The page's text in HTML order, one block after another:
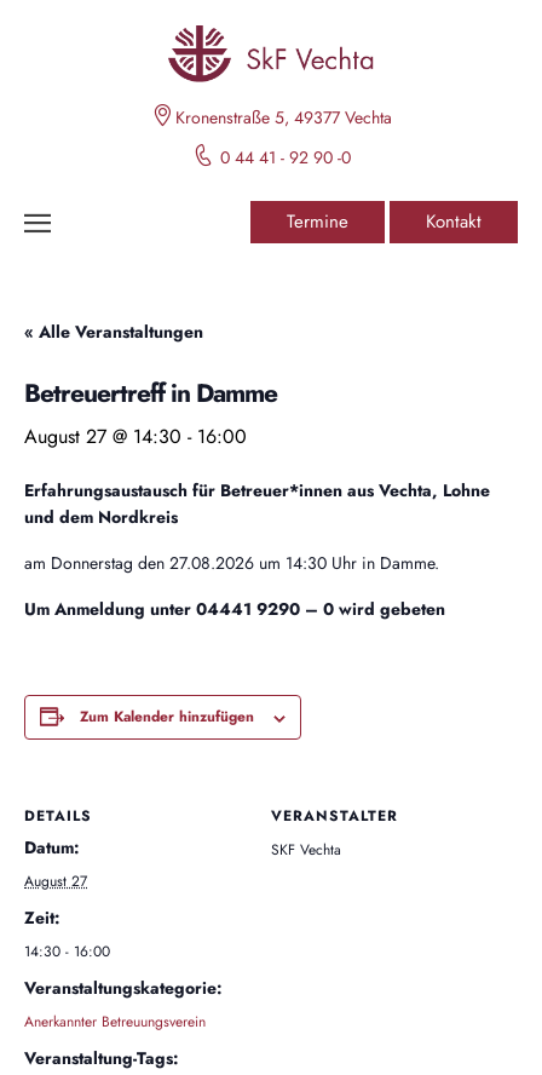
Kronenstraße 5, 49377 Vechta
0 44 41 - 92 90 -0
Termine Kontakt
« Alle Veranstaltungen
Betreuertreff in Damme
August 27 @ 14:30 - 16:00
Erfahrungsaustausch für Betreuer*innen aus Vechta, Lohne
und dem Nordkreis
am Donnerstag den 27.08.2026 um 14:30 Uhr in Damme.
Um Anmeldung unter 04441 9290 – 0 wird gebeten
Zum Kalender hinzufügen
DETAILS
Datum:
August 27
Zeit:
14:30 - 16:00
Veranstaltungskategorie:
Anerkannter Betreuungsverein
Veranstaltung-Tags:
VERANSTALTER
SKF Vechta